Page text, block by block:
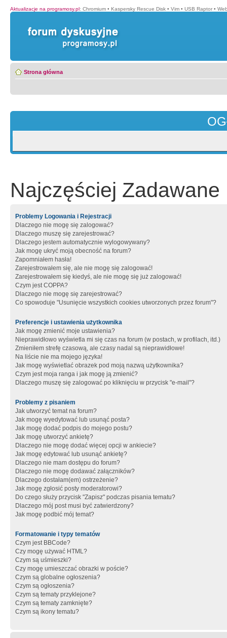
Aktualizacje na programosy.pl: Chromium • Kaspersky Rescue Disk • Vim • USB Raptor •
Strona główna
Najczęściej Zadawane
Problemy Logowania i Rejestracji
Dlaczego nie mogę się zalogować?
Dlaczego muszę się zarejestrować?
Dlaczego jestem automatycznie wylogowywany?
Jak mogę ukryć moją obecność na forum?
Zapomniałem hasła!
Zarejestrowałem się, ale nie mogę się zalogować!
Zarejestrowałem się kiedyś, ale nie mogę się już zalogować!
Czym jest COPPA?
Dlaczego nie mogę się zarejestrować?
Co spowoduje "Usunięcie wszystkich cookies utworzonych przez forum"?
Preferencje i ustawienia użytkownika
Jak mogę zmienić moje ustawienia?
Nieprawidłowo wyświetla mi się czas na forum (w postach, w profilach, itd.)
Zmieniłem strefę czasową, ale czasy nadal są nieprawidłowe!
Na liście nie ma mojego języka!
Jak mogę wyświetlać obrazek pod moją nazwą użytkownika?
Czym jest moja ranga i jak mogę ją zmienić?
Dlaczego muszę się zalogować po kliknięciu w przycisk "e-mail"?
Problemy z pisaniem
Jak utworzyć temat na forum?
Jak mogę wyedytować lub usunąć posta?
Jak mogę dodać podpis do mojego postu?
Jak mogę utworzyć ankietę?
Dlaczego nie mogę dodać więcej opcji w ankiecie?
Jak mogę edytować lub usunąć ankietę?
Dlaczego nie mam dostępu do forum?
Dlaczego nie mogę dodawać załączników?
Dlaczego dostałam(em) ostrzeżenie?
Jak mogę zgłosić posty moderatorowi?
Do czego służy przycisk "Zapisz" podczas pisania tematu?
Dlaczego mój post musi być zatwierdzony?
Jak mogę podbić mój temat?
Formatowanie i typy tematów
Czym jest BBCode?
Czy mogę używać HTML?
Czym są uśmieszki?
Czy mogę umieszczać obrazki w poście?
Czym są globalne ogłoszenia?
Czym są ogłoszenia?
Czym są tematy przyklejone?
Czym są tematy zamknięte?
Czym są ikony tematu?